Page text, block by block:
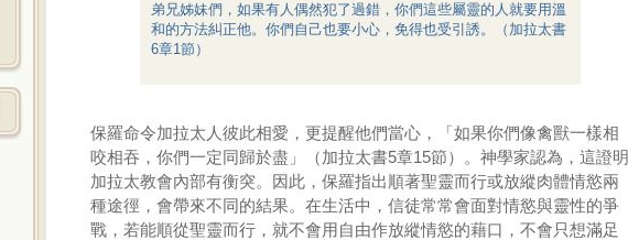
弟兄姊妹們，如果有人偶然犯了過錯，你們這些屬靈的人就要用溫
和的方法糾正他。你們自己也要小心，免得也受引誘。（加拉太書
6章1節）
保羅命令加拉太人彼此相愛，更提醒他們當心，「如果你們像禽獸一樣相
咬相吞，你們一定同歸於盡」（加拉太書5章15節）。神學家認為，這證明
加拉太教會內部有衡突。因此，保羅指出順著聖靈而行或放縱肉體情慾兩
種途徑，會帶來不同的結果。在生活中，信徒常常會面對情慾與靈性的爭
戰，若能順從聖靈而行，就不會用自由作放縱情慾的藉口，不會只想滿足